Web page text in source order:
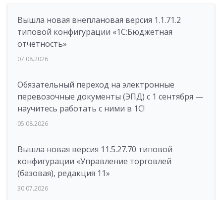
Вышла новая внеплановая версия 1.1.71.2
типовой конфигурации «1C:Бюджетная
отчетность»
07.08.2026
Обязательный переход на электронные
перевозочные документы (ЭПД) с 1 сентября —
научитесь работать с ними в 1С!
05.08.2026
Вышла новая версия 11.5.27.70 типовой
конфигурации «Управление торговлей
(базовая), редакция 11»
30.07.2026